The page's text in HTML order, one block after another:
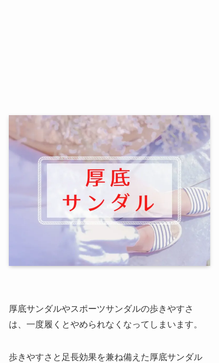
厚底サンダルやスポーツサンダルの歩きやすさ
は、一度履くとやめられなくなってしまいます。
歩きやすさと足長効果を兼ね備えた厚底サンダル